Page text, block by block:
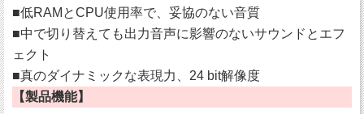
■低RAMとCPU使用率で、妥協のない音質
■中で切り替えても出力音声に影響のないサウンドとエフ
ェクト
■真のダイナミックな表現力、24 bit解像度
【製品機能】